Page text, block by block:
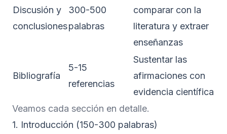
Discusión y
conclusiones
300-500
palabras
comparar con la
literatura y extraer
enseñanzas
Bibliografía
5-15
referencias
Sustentar las
afirmaciones con
evidencia científica
Veamos cada sección en detalle.
1. Introducción (150-300 palabras)